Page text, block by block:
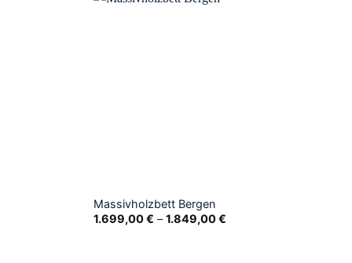
Massivholzbett Bergen
1.699,00€ –1.849,00€